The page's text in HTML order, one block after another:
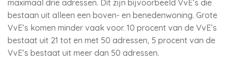
maximaal drie adressen. Dit zijn bijvoorbeeld VvE’s die
bestaan uit alleen een boven- en benedenwoning. Grote
VvE’s komen minder vaak voor. 10 procent van de VvE’s
bestaat uit 21 tot en met 50 adressen, 5 procent van de
VvE’s bestaat uit meer dan 50 adressen.